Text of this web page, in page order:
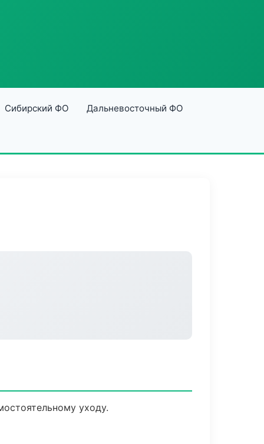
Сибирский ФО Дальневосточный ФО
уходу.